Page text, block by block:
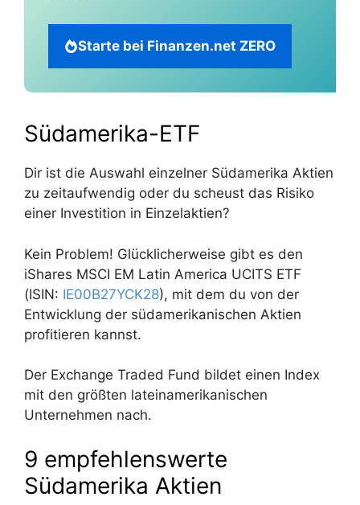
Starte bei Finanzen.net ZERO
Südamerika-ETF
Dir ist die Auswahl einzelner Südamerika Aktien
zu zeitaufwendig oder du scheust das Risiko
einer Investition in Einzelaktien?
Kein Problem! Glücklicherweise gibt es den
iShares MSCI EM Latin America UCITS ETF
(ISIN: IE00B27YCK28), mit dem du von der
Entwicklung der südamerikanischen Aktien
profitieren kannst.
Der Exchange Traded Fund bildet einen Index
mit den größten lateinamerikanischen
Unternehmen nach.
9 empfehlenswerte
Südamerika Aktien